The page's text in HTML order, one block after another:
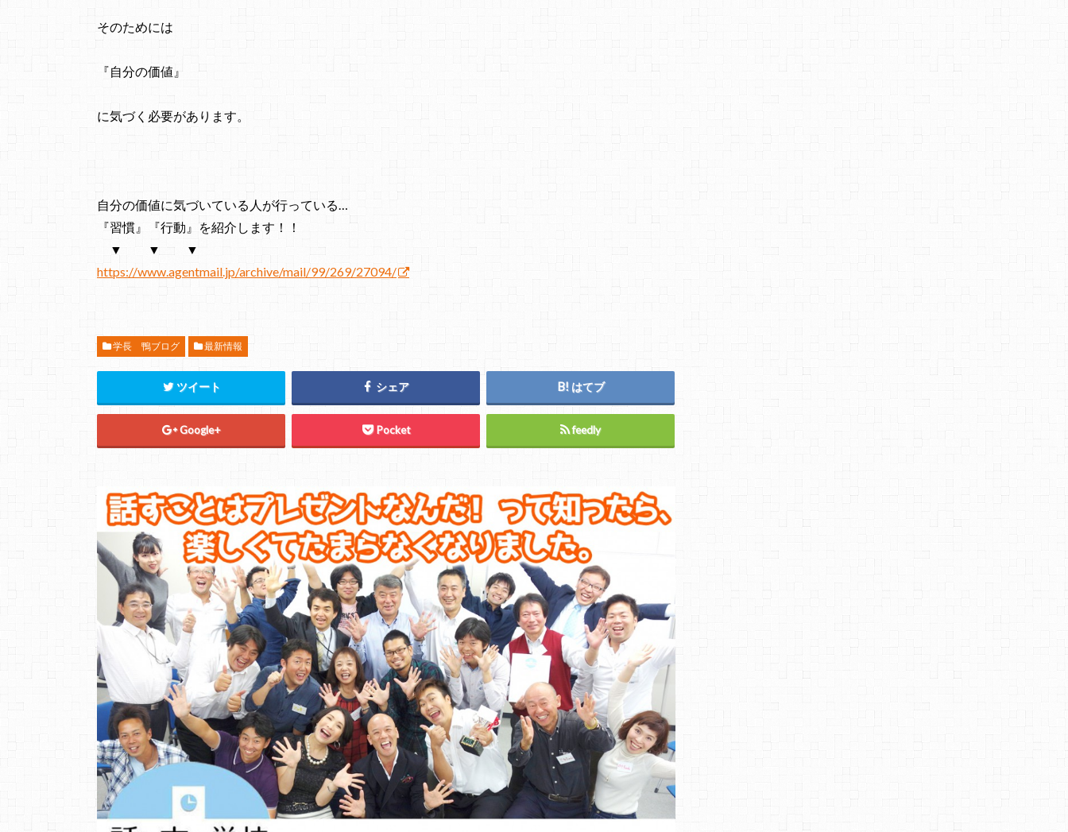
そのためには
『自分の価値』
に気づく必要があります。
自分の価値に気づいている人が行っている…
『習慣』『行動』を紹介します！！
▼ ▼ ▼
https://www.agentmail.jp/archive/mail/99/269/27094/
学長 鴨ブログ 最新情報
ツイート シェア はてブ
Google+ Pocket feedly